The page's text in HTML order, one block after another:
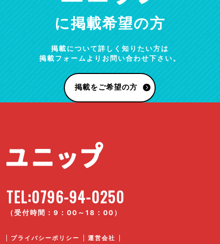
に掲載希望の方
掲載について詳しく知りたい方は
掲載フォームよりお問い合わせ下さい。
掲載をご希望の方
TEL:0796-94-0250
（受付時間：9：00～18：00）
プライバシーポリシー 運営会社